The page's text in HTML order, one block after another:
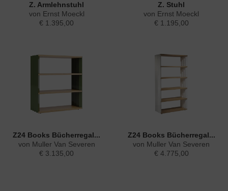
Z. Armlehnstuhl
von Ernst Moeckl
€ 1.395,00
Z. Stuhl
von Ernst Moeckl
€ 1.195,00
Z24 Books Bücherregal...
von Muller Van Severen
€ 3.135,00
Z24 Books Bücherregal...
von Muller Van Severen
€ 4.775,00